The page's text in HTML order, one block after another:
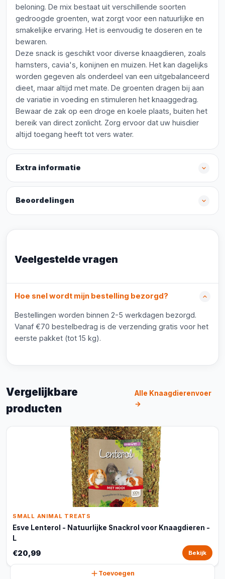
beloning. De mix bestaat uit verschillende soorten
gedroogde groenten, wat zorgt voor een natuurlijke en
smakelijke ervaring. Het is eenvoudig te doseren en te
bewaren.
Deze snack is geschikt voor diverse knaagdieren, zoals
hamsters, cavia's, konijnen en muizen. Het kan dagelijks
worden gegeven als onderdeel van een uitgebalanceerd
dieet, maar altijd met mate. De groenten dragen bij aan
de variatie in voeding en stimuleren het knaaggedrag.
Bewaar de zak op een droge en koele plaats, buiten het
bereik van direct zonlicht. Zorg ervoor dat uw huisdier
altijd toegang heeft tot vers water.
Extra informatie
Beoordelingen
Veelgestelde vragen
Hoe snel wordt mijn bestelling bezorgd?
Bestellingen worden binnen 2-5 werkdagen bezorgd.
Vanaf €70 bestelbedrag is de verzending gratis voor het
eerste pakket (tot 15 kg).
Vergelijkbare
producten
Alle Knaagdierenvoer
→
SMALL ANIMAL TREATS
Esve Lenterol - Natuurlijke Snackrol voor Knaagdieren -
L
€20,99 Bekijk
Toevoegen